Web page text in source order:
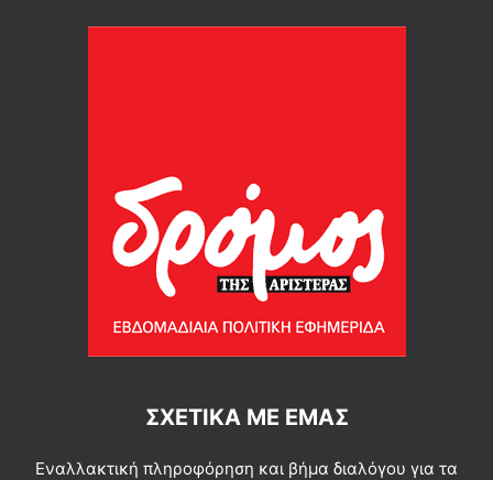
ΣΧΕΤΙΚΆ ΜΕ ΕΜΆΣ
Εναλλακτική πληροφόρηση και βήμα διαλόγου για τα